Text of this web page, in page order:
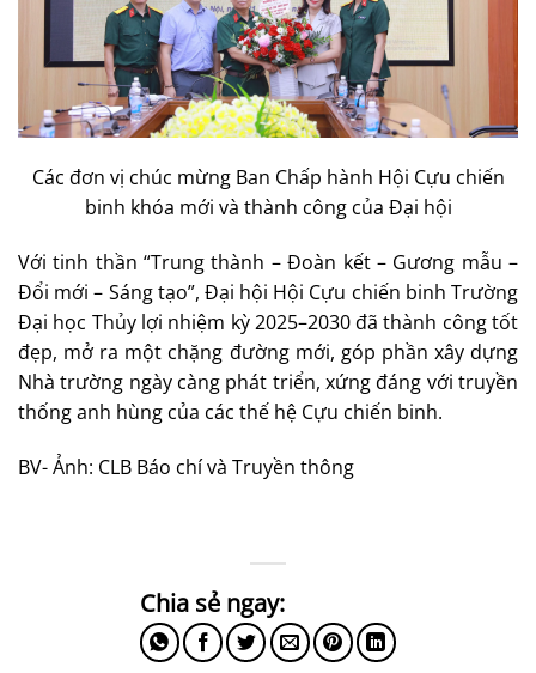
Các đơn vị chúc mừng Ban Chấp hành Hội Cựu chiến
binh khóa mới và thành công của Đại hội
Với tinh thần “Trung thành – Đoàn kết – Gương mẫu –
Đổi mới – Sáng tạo”, Đại hội Hội Cựu chiến binh Trường
Đại học Thủy lợi nhiệm kỳ 2025–2030 đã thành công tốt
đẹp, mở ra một chặng đường mới, góp phần xây dựng
Nhà trường ngày càng phát triển, xứng đáng với truyền
thống anh hùng của các thế hệ Cựu chiến binh.
BV- Ảnh: CLB Báo chí và Truyền thông